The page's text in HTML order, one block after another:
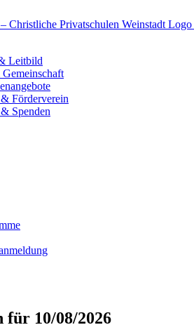
Leitbild
Förderverein
Spenden
für 10/08/2026